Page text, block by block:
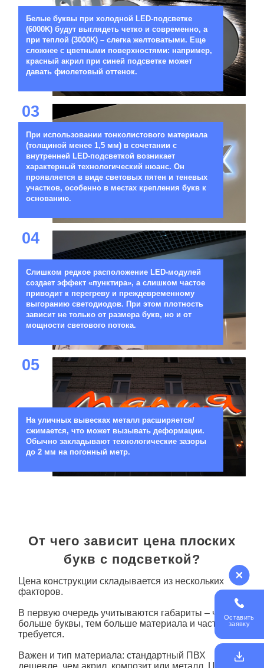
Белые буквы при холодной LED-подсветке
(6000K) будут выглядеть четко и современно, а
при теплой (3000K) – слегка желтоватыми. Еще
сложнее с цветными поверхностями: например,
красный акрил при синей подсветке может
давать фиолетовый оттенок.
03
При использовании тонколистового материала
(толщиной менее 1,5 мм) в сочетании с
внутренней LED-подсветкой возникает
характерный технологический нюанс. Он
проявляется в виде световых пятен и теневых
участков, особенно в местах крепления букв к
основанию.
04
Слишком редкое расположение LED-модулей
создает эффект «пунктира», а слишком частое
приводит к перегреву и преждевременному
выгоранию светодиодов. При этом плотность
зависит не только от размера букв, но и от
мощности светового потока.
05
На уличных вывесках металл расширяется/
сжимается, что может вызывать деформации.
Обычно закладывают технологические зазоры
до 2 мм на погонный метр.
От чего зависит цена плоских
букв с подсветкой?
Цена конструкции складывается из нескольких
факторов.
В первую очередь учитываются габариты – чем
больше буквы, тем больше материала и частей
требуется.
Важен и тип материала: стандартный ПВХ
Оставить
заявку